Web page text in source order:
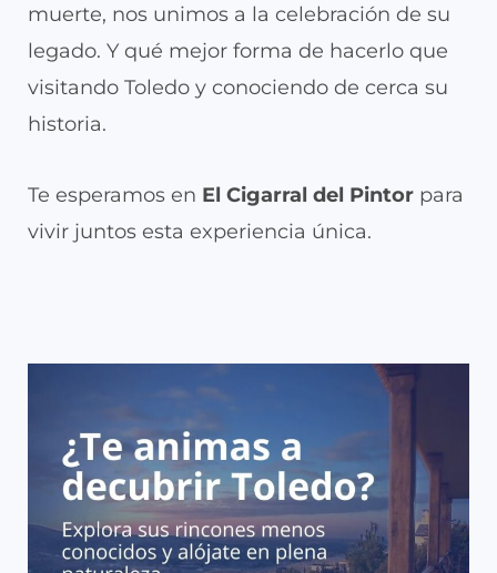
muerte, nos unimos a la celebración de su
legado. Y qué mejor forma de hacerlo que
visitando Toledo y conociendo de cerca su
historia.
Te esperamos en El Cigarral del Pintor para
vivir juntos esta experiencia única.